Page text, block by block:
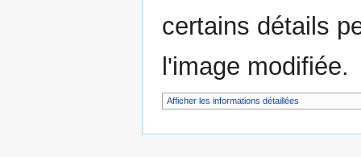
certains détails
l'image modifiée.
Afficher les informations détaillées